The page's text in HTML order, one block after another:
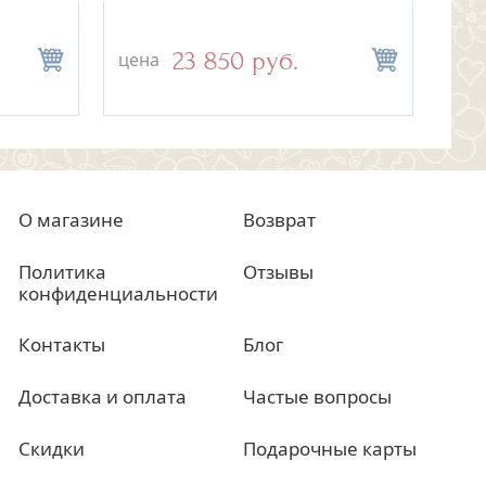
цена 2 500 руб.
цена 23 850 руб.
О магазине Возврат
Политика
конфиденциальности
Отзывы
Контакты Блог
Доставка и оплата Частые вопросы
Скидки Подарочные карты